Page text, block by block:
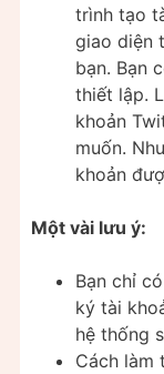
trình tạo
giao diện
bạn. Bạn
thiết lập.
khoản
muốn.
khoản
Một vài lưu ý:
Bạn chỉ
ký tài
hệ thống
Cách làm